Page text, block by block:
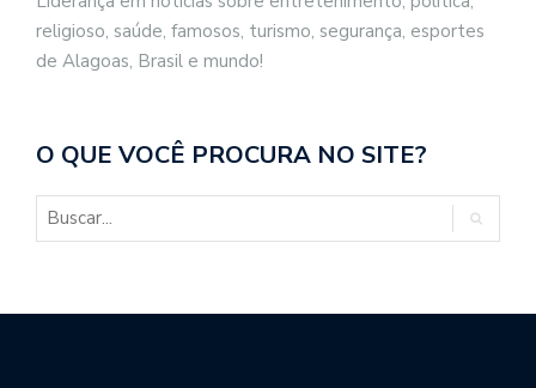
religioso, saúde, famosos, turismo, segurança, esportes
de Alagoas, Brasil e mundo!
O QUE VOCÊ PROCURA NO SITE?